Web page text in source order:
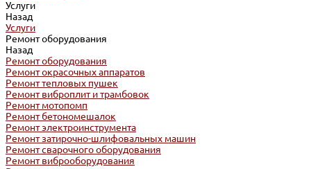
Услуги
Назад
Услуги
Ремонт оборудования
Назад
Ремонт оборудования
Ремонт окрасочных аппаратов
Ремонт тепловых пушек
Ремонт виброплит и трамбовок
Ремонт мотопомп
Ремонт бетономешалок
Ремонт электроинструмента
Ремонт затирочно-шлифовальных машин
Ремонт сварочного оборудования
Ремонт виброоборудования